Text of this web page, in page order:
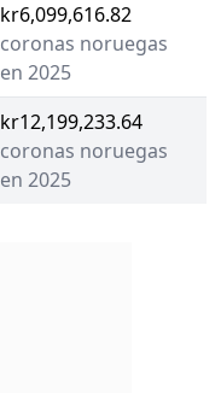
kr6,099,616.82
coronas noruegas
en 2025
kr12,199,233.64
coronas noruegas
en 2025